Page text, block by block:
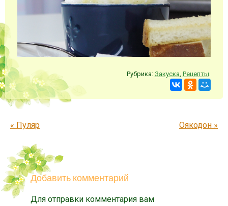
Рубрика: Закуска Рецепты
Запись навигация
« Пуляр Оякодон »
Добавить комментарий
Для отправки комментария вам